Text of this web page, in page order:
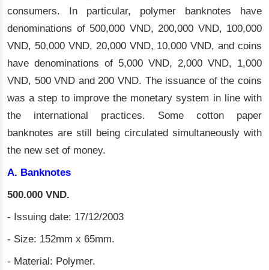
consumers. In particular, polymer banknotes have
denominations of 500,000 VND, 200,000 VND, 100,000
VND, 50,000 VND, 20,000 VND, 10,000 VND, and coins
have denominations of 5,000 VND, 2,000 VND, 1,000
VND, 500 VND and 200 VND. The issuance of the coins
was a step to improve the monetary system in line with
the international practices. Some cotton paper
banknotes are still being circulated simultaneously with
the new set of money.
A. Banknotes
500.000 VND.
- Issuing date: 17/12/2003
- Size: 152mm x 65mm.
- Material: Polymer.